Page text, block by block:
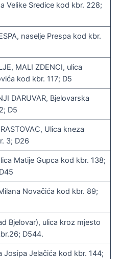
Velike Sredice kod kbr. 228;
naselje Prespa kod kbr.
MALI ZDENCI, ulica
kod kbr. 117; D5
DARUVAR, Bjelovarska
D5
Ulica kneza
3; D26
Matije Gupca kod kbr. 138;
Novačića kod kbr. 89;
Bjelovar), ulica kroz mjesto
D544.
Josipa Jelačića kod kbr. 144;